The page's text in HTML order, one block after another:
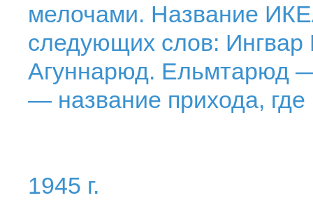
мелочами. Название
следующих слов:
Агуннарюд. Ельмтарюд
— название прихода,
1945 г.